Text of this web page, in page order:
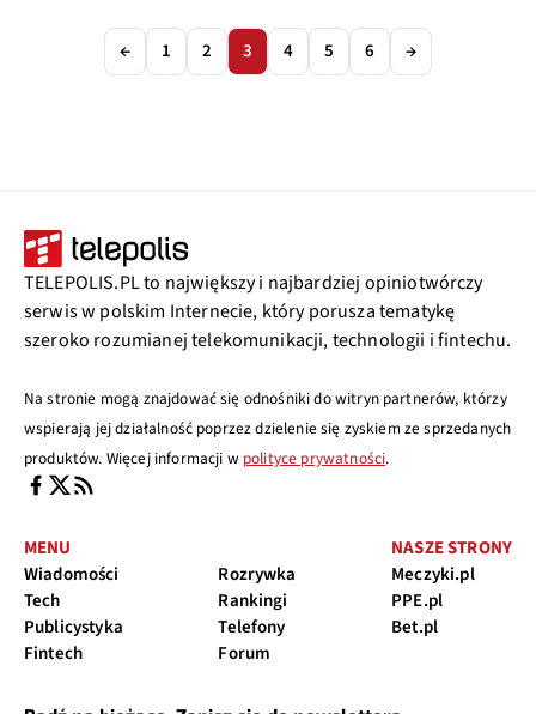
← 1 2 3 4 5 6 →
TELEPOLIS.PL to największy i najbardziej opiniotwórczy
serwis w polskim Internecie, który porusza tematykę
szeroko rozumianej telekomunikacji, technologii i fintechu.
Na stronie mogą znajdować się odnośniki do witryn partnerów, którzy
wspierają jej działalność poprzez dzielenie się zyskiem ze sprzedanych
produktów. Więcej informacji w polityce prywatności.
MENU
Wiadomości
Tech
Publicystyka
Fintech
Rozrywka
Rankingi
Telefony
Forum
NASZE STRONY
Meczyki.pl
PPE.pl
Bet.pl